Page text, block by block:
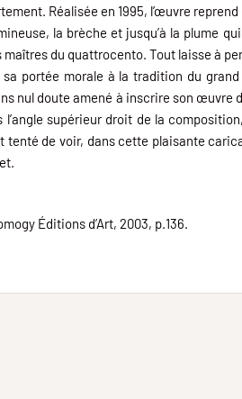
Réalisée en 1995, l’œuvre
la brèche et jusqu’à la plume
du quattrocento. Tout laisse à
portée morale à la tradition du
nul doute amené à inscrire son
l’angle supérieur droit de la
tenté de voir, dans cette plaisante
Éditions d’Art, 2003, p.136.